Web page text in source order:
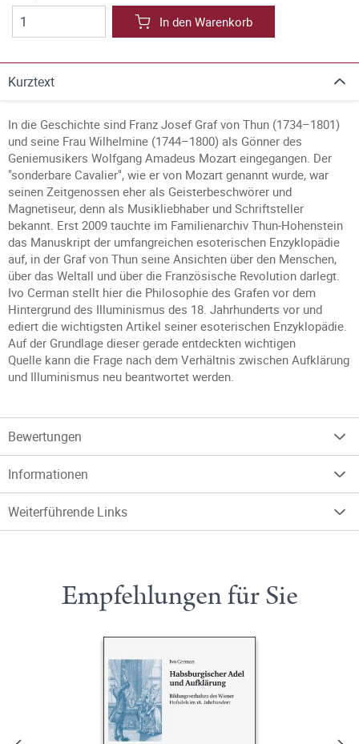
In den Warenkorb
Kurztext
In die Geschichte sind Franz Josef Graf von Thun (1734–1801)
und seine Frau Wilhelmine (1744–1800) als Gönner des
Geniemusikers Wolfgang Amadeus Mozart eingegangen. Der
"sonderbare Cavalier", wie er von Mozart genannt wurde, war
seinen Zeitgenossen eher als Geisterbeschwörer und
Magnetiseur, denn als Musikliebhaber und Schriftsteller
bekannt. Erst 2009 tauchte im Familienarchiv Thun-Hohenstein
das Manuskript der umfangreichen esoterischen Enzyklopädie
auf, in der Graf von Thun seine Ansichten über den Menschen,
über das Weltall und über die Französische Revolution darlegt.
Ivo Cerman stellt hier die Philosophie des Grafen vor dem
Hintergrund des Illuminismus des 18. Jahrhunderts vor und
ediert die wichtigsten Artikel seiner esoterischen Enzyklopädie.
Auf der Grundlage dieser gerade entdeckten wichtigen
Quelle kann die Frage nach dem Verhältnis zwischen Aufklärung
und Illuminismus neu beantwortet werden.
Bewertungen
Informationen
Weiterführende Links
Empfehlungen für Sie